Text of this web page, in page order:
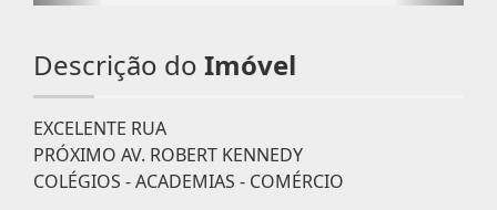
Descrição do Imóvel
EXCELENTE RUA
PRÓXIMO AV. ROBERT KENNEDY
COLÉGIOS - ACADEMIAS - COMÉRCIO